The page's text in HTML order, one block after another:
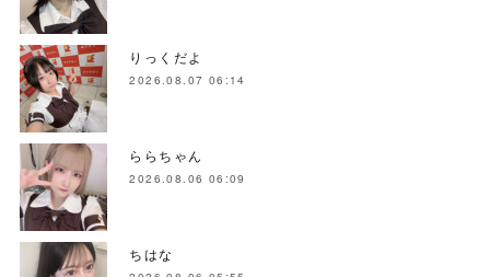
りっくだよ
2026.08.07 06:14
ららちゃん
2026.08.06 06:09
ちはな